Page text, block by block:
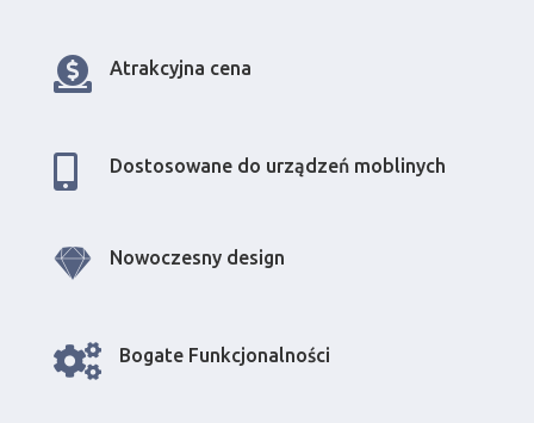
 Atrakcyjna cena
 Dostosowane do urządzeń moblinych
 Nowoczesny design
 Bogate Funkcjonalności